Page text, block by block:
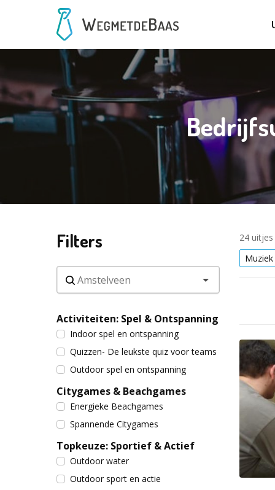
Filters
Activiteiten: Spel & Ontspanning
Indoor spel en ontspanning
Quizzen- De leukste quiz voor teams
Outdoor spel en ontspanning
Citygames & Beachgames
Energieke Beachgames
Spannende Citygames
Topkeuze: Sportief & Actief
Outdoor water
Outdoor sport en actie
24